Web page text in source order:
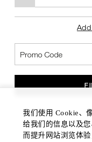
我们使用 Cookie、
给我们的信息以及
而提升网站浏览体